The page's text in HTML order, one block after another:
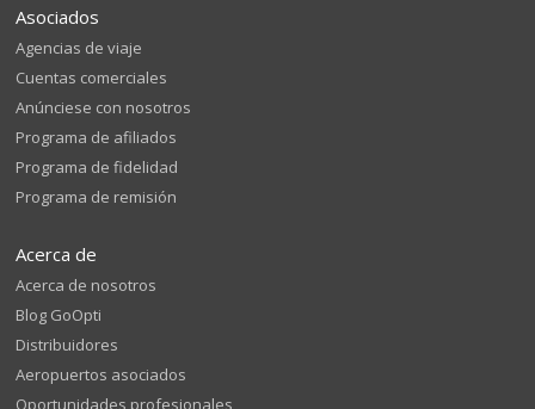
Asociados
Agencias de viaje
Cuentas comerciales
Anúnciese con nosotros
Programa de afiliados
Programa de fidelidad
Programa de remisión
Acerca de
Acerca de nosotros
Blog GoOpti
Distribuidores
Aeropuertos asociados
Oportunidades profesionales